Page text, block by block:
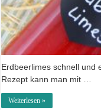
Erdbeerlimes schnell und
Rezept kann man mit …
Weiterlesen »